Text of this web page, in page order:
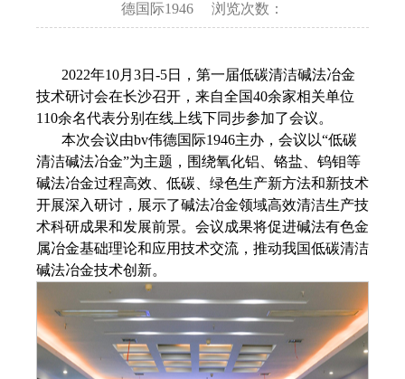
德国际1946 浏览次数：
2022年10月3日-5日，第一届低碳清洁碱法冶金
技术研讨会在长沙召开，来自全国40余家相关单位
110余名代表分别在线上线下同步参加了会议。
本次会议由bv伟德国际1946主办，会议以“低碳
清洁碱法冶金”为主题，围绕氧化铝、铬盐、钨钼等
碱法冶金过程高效、低碳、绿色生产新方法和新技术
开展深入研讨，展示了碱法冶金领域高效清洁生产技
术科研成果和发展前景。会议成果将促进碱法有色金
属冶金基础理论和应用技术交流，推动我国低碳清洁
碱法冶金技术创新。